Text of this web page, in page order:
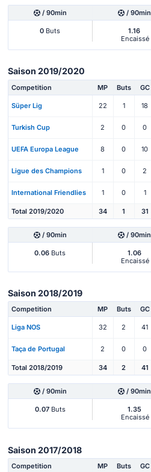
/ 90min / 90min
0 Buts
1.16
Encaissé
Saison 2019/2020
Competition MP Buts GC
Süper Lig 22 1 18
Turkish Cup 2 0 0
UEFA Europa League 8 0 10
Ligue des Champions 1 0 2
International Friendlies 1 0 1
Total 2019/2020 34 1 31
/ 90min / 90min
0.06 Buts
1.06
Encaissé
Saison 2018/2019
Competition MP Buts GC
Liga NOS 32 2 41
Taça de Portugal 2 0 0
Total 2018/2019 34 2 41
/ 90min / 90min
0.07Buts
1.35
Encaissé
Saison 2017/2018
Competition MP Buts GC